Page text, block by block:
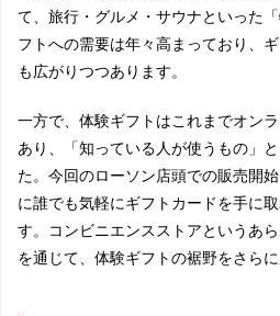
て、旅行・グルメ・サウナといった
フトへの需要は年々高まっており、
も広がりつつあります。
一方で、体験ギフトはこれまでオン
あり、「知っている人が使うもの」
た。今回のローソン店頭での販売開
に誰でも気軽にギフトカードを手に
す。コンビニエンスストアというあ
を通じて、体験ギフトの裾野をさらに